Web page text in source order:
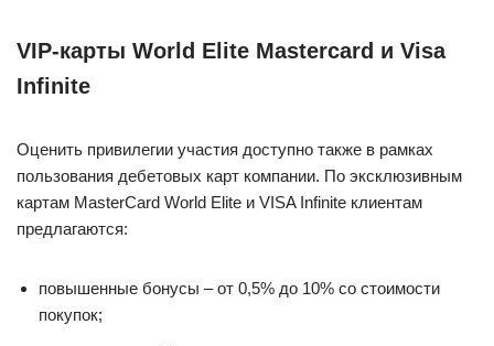
VIP-карты World Elite Masterсard и Visa
Infinite
Оценить привилегии участия доступно также в рамках
пользования дебетовых карт компании. По эксклюзивным
картам MasterCard World Elite и VISA Infinite клиентам
предлагаются:
повышенные бонусы – от 0,5% до 10% со стоимости
покупок;